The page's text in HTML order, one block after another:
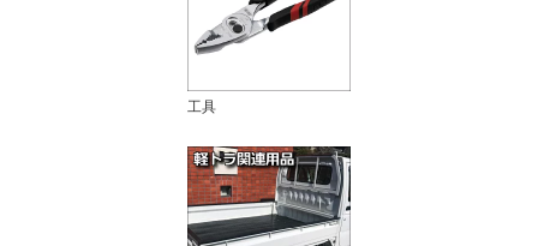
工具